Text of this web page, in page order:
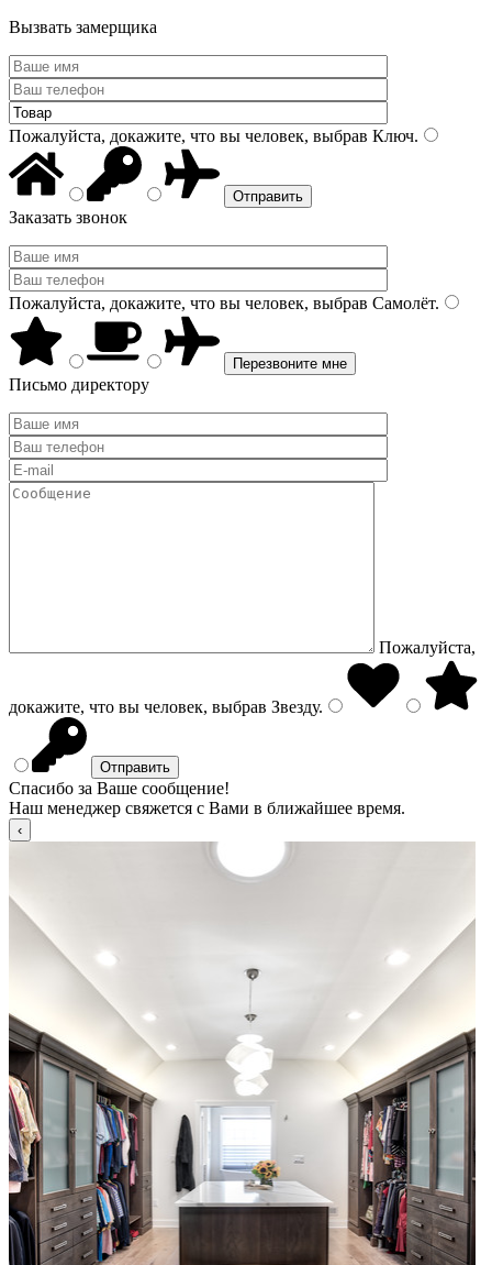
Вызвать замерщика
Пожалуйста, докажите, что вы человек, выбрав Ключ.
Заказать звонок
Пожалуйста, докажите, что вы человек, выбрав Самолёт.
Письмо директору
Пожалуйста,
докажите, что вы человек, выбрав Звезду.
Спасибо за Ваше сообщение!
Наш менеджер свяжется с Вами в ближайшее время.